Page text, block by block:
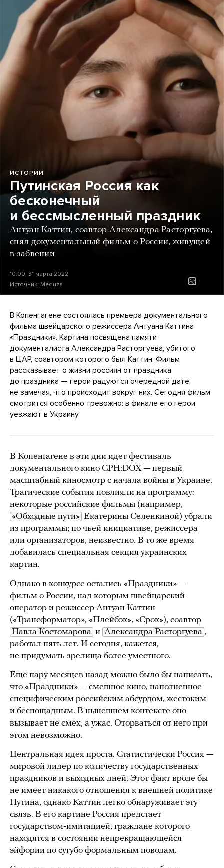
ИСТОРИИ
Путинская Россия как
бесконечный
и бессмысленный праздник
Антуан Каттин, соавтор Александра Расторгуева,
снял документальный фильм о России, живущей
в забвении
10:00, 31 марта 2022
Источник: Meduza
В Копенгагене состоялась премьера документального
фильма швейцарского режиссера Антуана Каттина
«Праздники». Картина посвящена памяти
документалиста Александра Расторгуева, убитого
в ЦАР, соавтором которого был Каттин. Фильм
рассказывает о жизни россиян от праздника
до праздника — герои радуются очередной дате,
не замечая, что происходит вокруг них. Сегодня фильм
смотрится особенно тревожно: в финале его герои
уезжают в Украину.
В Копенгагене в эти дни идет фестиваль
документального кино CPH:DOX — первый
масштабный киносмотр с начала войны в Украине.
Трагические события повлияли на программу:
некоторые российские фильмы (например,
«Обходные пути» Екатерины Селенкиной) убрали
из программы; по чьей инициативе, режиссера
или организаторов, неизвестно. В то же время
добавилась специальная секция украинских
картин.
Однако в конкурсе остались «Праздники» —
фильм о России, над которым швейцарский
оператор и режиссер Антуан Каттин
(«Трансформатор», «Плейбэк», «Срок»), соавтор
Павла Костомарова и Александра Расторгуева ,
работал пять лет. И сегодня, кажется,
не придумать зрелища более уместного.
Еще пару месяцев назад можно было бы написать,
что «Праздники» — смешное кино, наполненное
специфическим российским абсурдом, жестоким
и беспощадным. В нынешнем контексте оно
вызывает не смех, а ужас. Оторваться от него при
этом невозможно.
Центральная идея проста. Статистически Россия —
мировой лидер по количеству государственных
праздников и выходных дней. Этот факт вроде бы
не имеет никакого отношения к внешней политике
Путина, однако Каттин легко обнаруживает эту
связь. В его картине Россия предстает
государством-имитацией, граждане которого
находятся в состоянии непрекращающейся
эйфории по сугубо формальным поводам.